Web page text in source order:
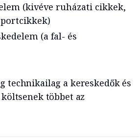
(kivéve ruházati cikkek,
(a fal- és
technikailag a kereskedők és
többet az